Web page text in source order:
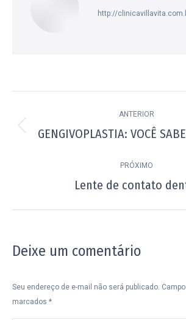
http://
de
ANTERIOR
Post
GENGIVOPLASTIA: VOCÊ
PRÓXIMO
Próximo
Lente de contato
Deixe um comentário
Seu endereço de e-mail não será publicado.
marcados *